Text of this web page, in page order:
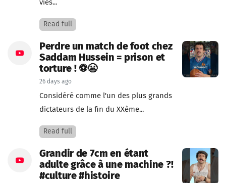
vies...
Read full
Perdre un match de foot chez
Saddam Hussein = prison et
torture ! ⚽😬
26 days ago
Considéré comme l'un des plus grands
dictateurs de la fin du XXème...
Read full
Grandir de 7cm en étant
adulte grâce à une machine ?!
#culture #histoire